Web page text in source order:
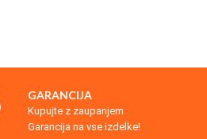
GARANCIJA
Kupujte z zaupanjem
Garancija na vse izdelke!